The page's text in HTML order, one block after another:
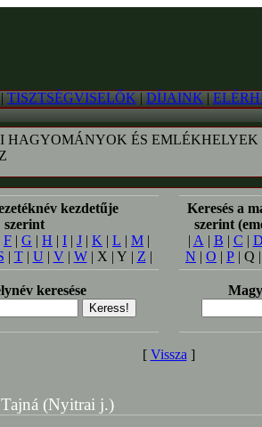
TISZTSÉGVISELŐK|DÍJAINK|
HAGYOMÁNYOK ÉS EMLÉKHELYEK
kezdetűje
szerint
F | G | H | I | J | K | L | M |
| T| U | V| W| X | Y | Z |
Keresés a
szerint
| A | B | C | D
N | O | P | Q |
keresése
[ Vissza ]
(Nyitrai j.)